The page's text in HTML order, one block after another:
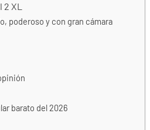
XL
poderoso y con gran cámara
barato del 2026